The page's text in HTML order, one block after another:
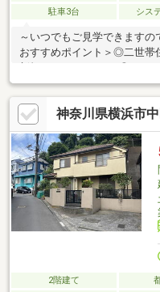
駐車3台
シス
～いつでもご見学できますの
おすすめポイント＞◎二世帯
タジオなど多目的に利用可
床暖房など充実の住宅設備
になりますので陽当りと開
商業施設、病院が身近にあ
クセス＞①京急線、市営地
分②JR横須賀線、湘南新宿
用は「芹が谷」停歩3分
神奈川県横浜市
2階建て